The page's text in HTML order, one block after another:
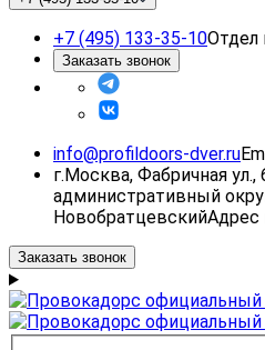
+7 (495) 133-35-10Отдел
Заказать звонок
info@profildoors-dver.ru
г.Москва, Фабричная
административный
НовобратцевскийАдрес
Заказать звонок